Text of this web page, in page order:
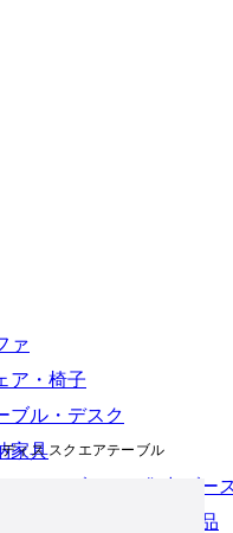
ァ
ア・椅子
ブル・デスク
家具
ソナルブース・集中ブー
ィスアクセサリー・備品
トに追加できます
ィス スクエアテーブル